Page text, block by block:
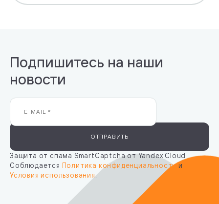
Подпишитесь на наши
новости
ОТПРАВИТЬ
Защита от спама SmartCaptcha от Yandex Cloud
Соблюдается Политика конфиденциальностии
Условия использования.